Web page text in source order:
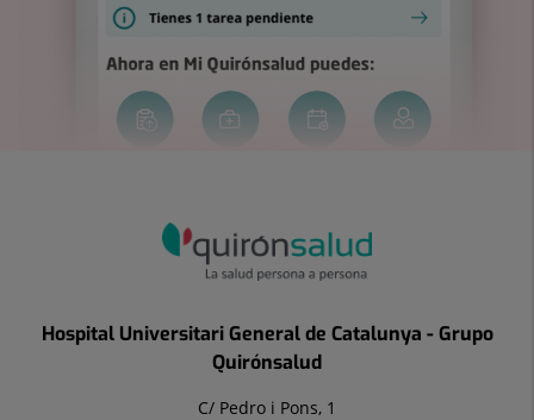
Hospital Universitari General de Catalunya - Grupo
Quirónsalud
C/ Pedro i Pons, 1